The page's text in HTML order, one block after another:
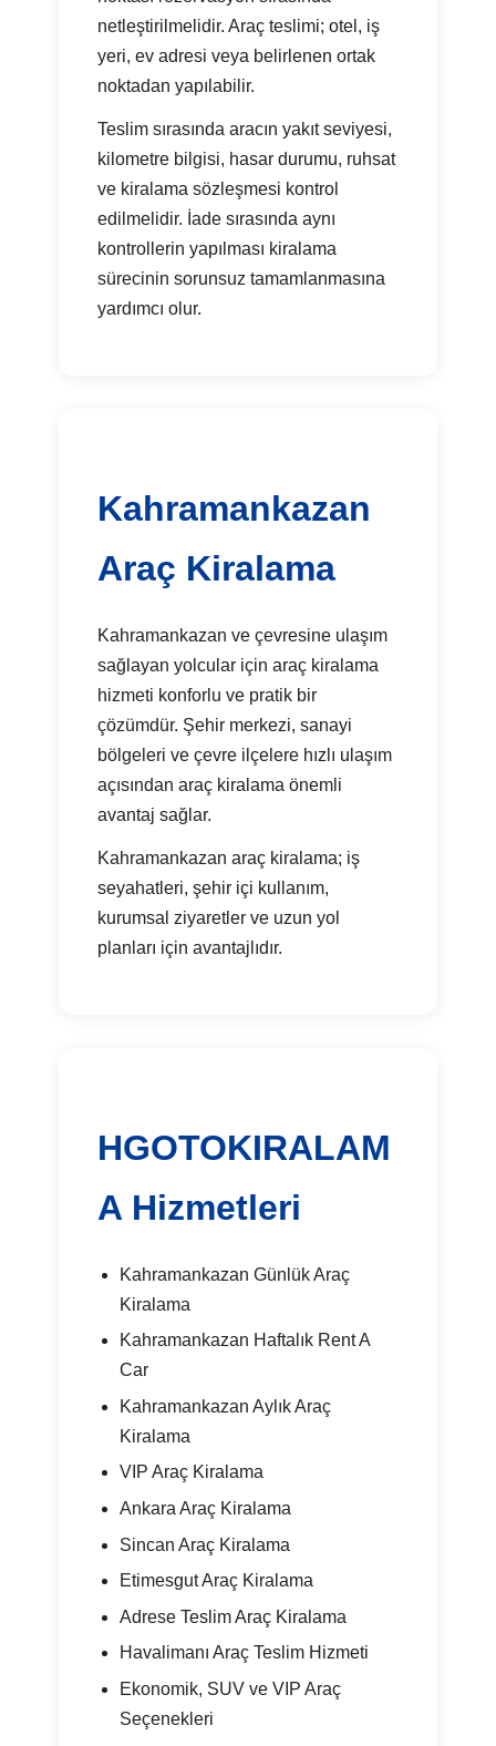
netleştirilmelidir. Araç teslimi; otel, iş
yeri, ev adresi veya belirlenen ortak
noktadan yapılabilir.
Teslim sırasında aracın yakıt seviyesi,
kilometre bilgisi, hasar durumu, ruhsat
ve kiralama sözleşmesi kontrol
edilmelidir. İade sırasında aynı
kontrollerin yapılması kiralama
sürecinin sorunsuz tamamlanmasına
yardımcı olur.
Kahramankazan
Araç Kiralama
Kahramankazan ve çevresine ulaşım
sağlayan yolcular için araç kiralama
hizmeti konforlu ve pratik bir
çözümdür. Şehir merkezi, sanayi
bölgeleri ve çevre ilçelere hızlı ulaşım
açısından araç kiralama önemli
avantaj sağlar.
Kahramankazan araç kiralama; iş
seyahatleri, şehir içi kullanım,
kurumsal ziyaretler ve uzun yol
planları için avantajlıdır.
HGOTOKIRALAM
A Hizmetleri
Kahramankazan Günlük Araç
Kiralama
Kahramankazan Haftalık Rent A
Car
Kahramankazan Aylık Araç
Kiralama
VIP Araç Kiralama
Ankara Araç Kiralama
Sincan Araç Kiralama
Etimesgut Araç Kiralama
Adrese Teslim Araç Kiralama
Havalimanı Araç Teslim Hizmeti
Ekonomik, SUV ve VIP Araç
Seçenekleri